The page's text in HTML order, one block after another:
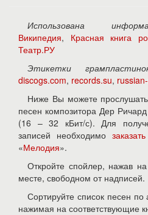
Использована
Википедия, Красная книга
Театр.РУ
Этикетки
discogs.com, records.su,
Ниже Вы можете
песен композитора Дер
(16 – 32 кБит/с). Для
записей необходимозаказать
«Мелодия».
Откройте спойлер, нажав на
месте, свободном от надписей.
Сортируйте список песен
нажимая на соответствующие